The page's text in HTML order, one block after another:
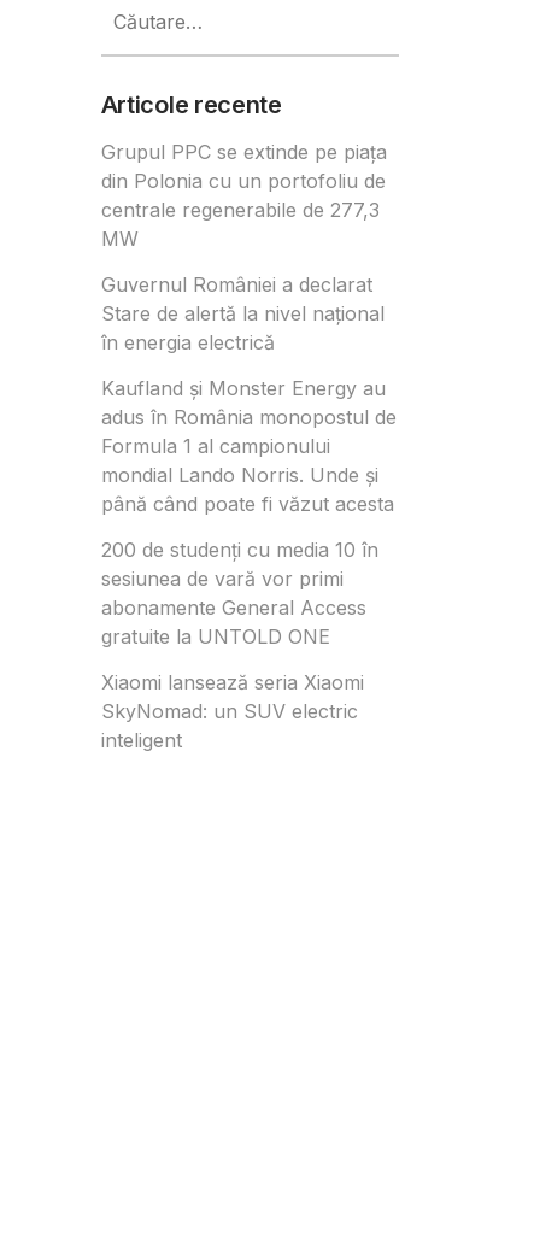
după:
Articole recente
Grupul PPC se extinde pe piața
din Polonia cu un portofoliu de
centrale regenerabile de 277,3
MW
Guvernul României a declarat
Stare de alertă la nivel național
în energia electrică
Kaufland și Monster Energy au
adus în România monopostul de
Formula 1 al campionului
mondial Lando Norris. Unde și
până când poate fi văzut acesta
200 de studenți cu media 10 în
sesiunea de vară vor primi
abonamente General Access
gratuite la UNTOLD ONE
Xiaomi lansează seria Xiaomi
SkyNomad: un SUV electric
inteligent